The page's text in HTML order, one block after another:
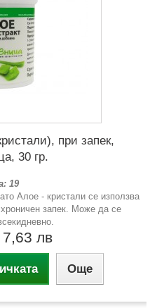
при запек,
30 гр.
19
Алое - кристали се използва
запек. Може да се
лв
Още